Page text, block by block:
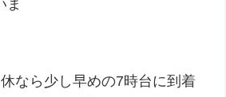
ま
なら少し早めの7時台に到着